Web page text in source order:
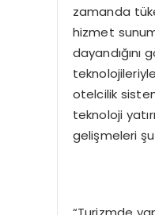
zamanda
hizmet
dayandığını
otelcilik
teknoloji
gelişmeleri